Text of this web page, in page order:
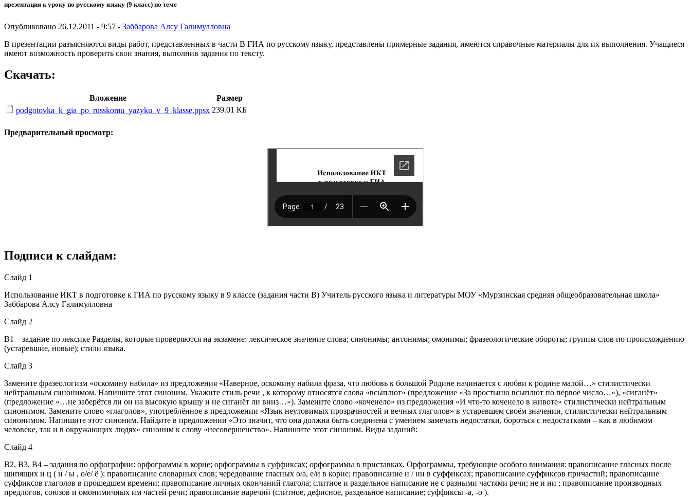
презентация к уроку по русскому языку (9 класс) по теме
Опубликовано 26.12.2011 - 9:57 - Заббарова Алсу Галимулловна
В презентации разъясняются виды работ, представленных в части В ГИА по русскому языку, представлены примерные задания, имеются справочные материалы для их выполнения. Учащиеся
имеют возможность проверить свои знания, выполнив задания по тексту.
Скачать:
Вложение
Размер
podgotovka_k_gia_po_russkomu_yazyku_v_9_klasse.ppsx 239.01 КБ
Предварительный просмотр:
Подписи к слайдам:
Слайд 1
Использование ИКТ в подготовке к ГИА по русскому языку в 9 классе (задания части В) Учитель русского языка и литературы МОУ «Мурзинская средняя общеобразовательная школа»
Заббарова Алсу Галимулловна
Слайд 2
В1 – задание по лексике Разделы, которые проверяются на экзамене: лексическое значение слова; синонимы; антонимы; омонимы; фразеологические обороты; группы слов по происхождению
(устаревшие, новые); стили языка.
Слайд 3
Замените фразеологизм «оскомину набила» из предложения «Наверное, оскомину набила фраза, что любовь к большой Родине начинается с любви к родине малой…» стилистически
нейтральным синонимом. Напишите этот синоним. Укажите стиль речи , к которому относятся слова «всыплют» (предложение «За простыню всыплют по первое число…»), «сиганёт»
(предложение «…не заберётся ли он на высокую крышу и не сиганёт ли вниз…»). Замените слово «коченело» из предложения «И что-то коченело в животе» стилистически нейтральным
синонимом. Замените слово «глаголов», употреблённое в предложении «Язык неуловимых прозрачностей и вечных глаголов» в устаревшем своём значении, стилистически нейтральным
синонимом. Напишите этот синоним. Найдите в предложении «Это значит, что она должна быть соединена с умением замечать недостатки, бороться с недостатками – как в любимом
человеке, так и в окружающих людях» синоним к слову «несовершенство». Напишите этот синоним. Виды заданий:
Слайд 4
В2, В3, В4 – задания по орфографии: орфограммы в корне; орфограммы в суффиксах; орфограммы в приставках. Орфограммы, требующие особого внимания: правописание гласных после
шипящих и ц ( и / ы , о/е/ ё ); правописание словарных слов; чередование гласных о/а, е/и в корне; правописание н / нн в суффиксах; правописание суффиксов причастий; правописание
суффиксов глаголов в прошедшем времени; правописание личных окончаний глагола; слитное и раздельное написание не с разными частями речи; не и ни ; правописание производных
предлогов, союзов и омонимичных им частей речи; правописание наречий (слитное, дефисное, раздельное написание; суффиксы -а, -о ).